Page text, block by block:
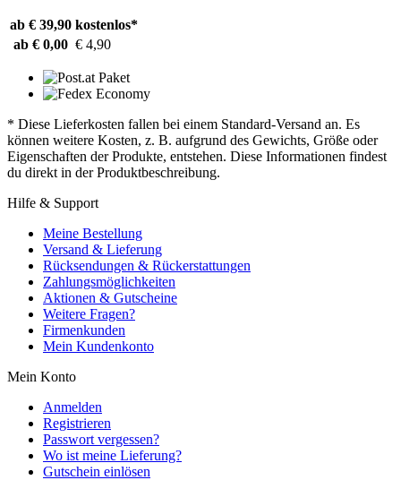
ab € 39,90 kostenlos*
ab € 0,00 € 4,90
* Diese Lieferkosten fallen bei einem Standard-Versand an. Es
können weitere Kosten, z. B. aufgrund des Gewichts, Größe oder
Eigenschaften der Produkte, entstehen. Diese Informationen findest
du direkt in der Produktbeschreibung.
Hilfe & Support
Meine Bestellung
Versand & Lieferung
Rücksendungen & Rückerstattungen
Zahlungsmöglichkeiten
Aktionen & Gutscheine
Weitere Fragen?
Firmenkunden
Mein Kundenkonto
Mein Konto
Anmelden
Registrieren
Passwort vergessen?
Wo ist meine Lieferung?
Gutschein einlösen